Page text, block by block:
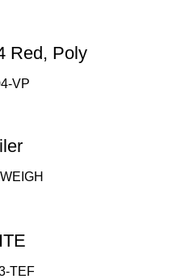
Red, Poly
VP
TEF